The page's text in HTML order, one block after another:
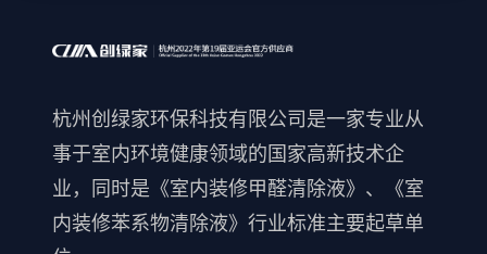
杭州创绿家环保科技有限公司是一家专业从
事于室内环境健康领域的国家高新技术企
业，同时是《室内装修甲醛清除液》、《室
内装修苯系物清除液》行业标准主要起草单